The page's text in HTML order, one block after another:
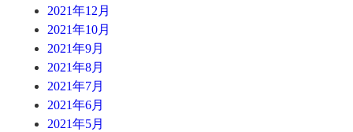
2021年12月
2021年10月
2021年9月
2021年8月
2021年7月
2021年6月
2021年5月